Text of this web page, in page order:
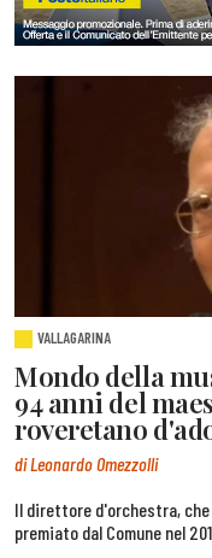
VALLAGARINA
Mondo della
94 anni del
roveretano
di Leonardo Omezzolli
Il direttore d'orchestra, che
premiato dal Comune nel